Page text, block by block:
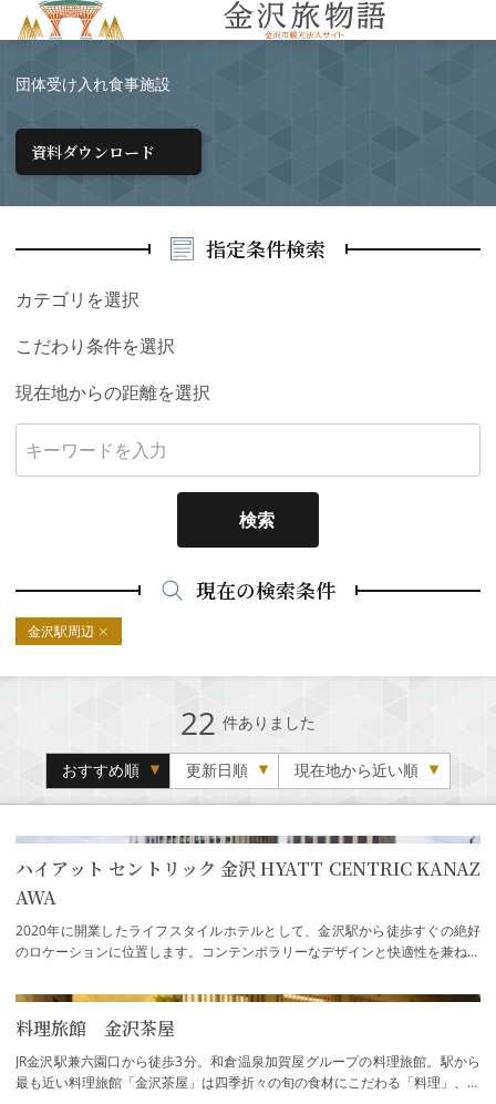
団体受け入れ食事施設
資料ダウンロード
指定条件検索
カテゴリを選択
こだわり条件を選択
現在地からの距離を選択
検索
現在の検索条件
金沢駅周辺
22 件ありました
おすすめ順 更新日順 現在地から近い順
ハイアット セントリック 金沢 HYATT CENTRIC KANAZ
AWA
2020年に開業したライフスタイルホテルとして、金沢駅から徒歩すぐの絶好
のロケーションに位置します。コンテンポラリーなデザインと快適性を兼ね備
料理旅館 金沢茶屋
JR金沢駅兼六園口から徒歩3分。和倉温泉加賀屋グループの料理旅館。駅から
最も近い料理旅館「金沢茶屋」は四季折々の旬の食材にこだわる「料理」、加